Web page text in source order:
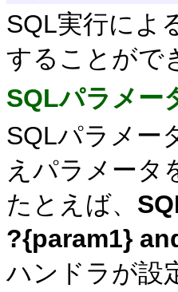
SQL実行によ
することがで
SQLパラメー
SQLパラメー
えパラメータ
たとえば、
?{param1}
ハンドラが設